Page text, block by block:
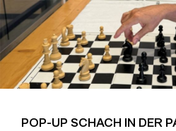
POP-UP SCHACH IN DER